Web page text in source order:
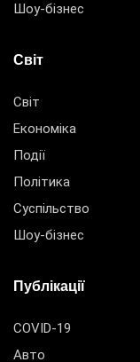
Шоу-бізнес
Світ
Світ
Економіка
Події
Політика
Суспільство
Шоу-бізнес
Публікації
COVID-19
Авто